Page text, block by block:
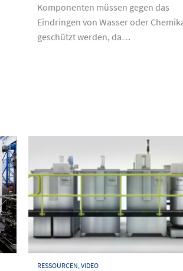
Komponenten müssen gegen das
Eindringen von Wasser oder
geschützt werden, da…
RESSOURCEN, VIDEO